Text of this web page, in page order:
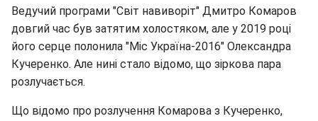
Ведучий програми "Світ навиворіт" Дмитро Комаров
довгий час був затятим холостяком, але у 2019 році
його серце полонила "Міс Україна-2016" Олександра
Кучеренко. Але нині стало відомо, що зіркова пара
розлучається.
Що відомо про розлучення Комарова з Кучеренко,